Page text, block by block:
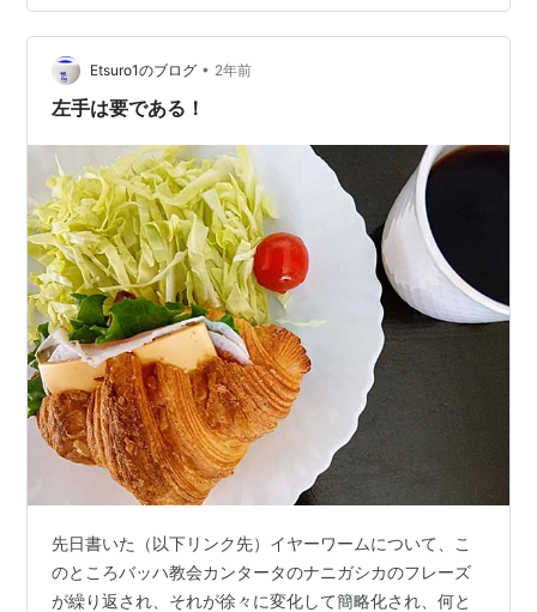
るには布団だけではなく、毛布の使い方が重要になりま
す。もっとも暖かくなる寝具の順番は、 敷布団→毛布→
身体→羽毛布団→毛布 かけ方、間違ってない？ 寝床が暖
かくなる毛布の順番 - ウェザーニュース 実際にどうなっ
Etsuro1のブログ • 2年前
左手は要である！
先日書いた（以下リンク先）イヤーワームについて、こ
のところバッハ教会カンタータのナニガシカのフレーズ
が繰り返され、それが徐々に変化して簡略化され、何と